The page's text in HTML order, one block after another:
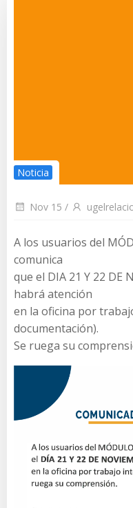
Noticia
Nov 15 /
A los usuarios del
comunica
que el DIA 21 Y 22 DE
habrá atención
en la oficina por
documentación).
Se ruega su